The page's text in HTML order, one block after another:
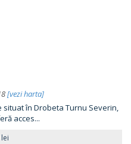
[vezi harta]
în Drobeta Turnu Severin,
acces...